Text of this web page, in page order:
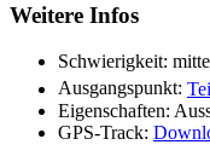
Weitere Infos
Schwierigkeit:
Ausgangspunkt:
Eigenschaften:
GPS-Track: